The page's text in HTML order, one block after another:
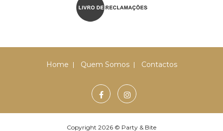
Home Quem Somos Contactos
Copyright 2026 © Party & Bite